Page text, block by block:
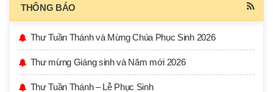
THÔNG BÁO
Thư Tuần Thánh và Mừng Chúa Phục Sinh 2026
Thư mừng Giáng sinh và Năm mới 2026
Thư Tuần Thánh – Lễ Phục Sinh